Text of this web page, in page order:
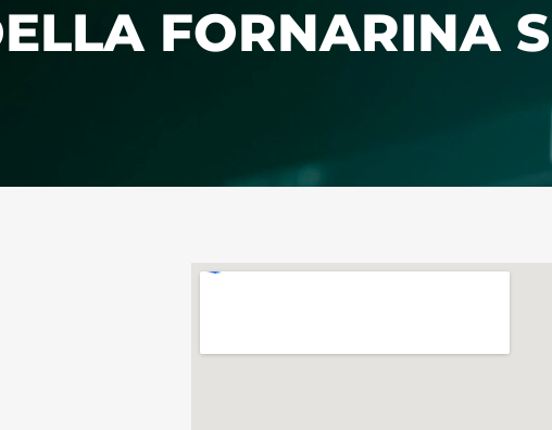
FORNARINA